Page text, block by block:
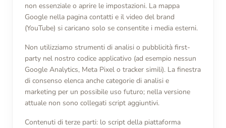
non essenziale o aprire le impostazioni. La mappa
Google nella pagina contatti e il video del brand
(YouTube) si caricano solo se consentite i media esterni.
Non utilizziamo strumenti di analisi o pubblicità first-
party nel nostro codice applicativo (ad esempio nessun
Google Analytics, Meta Pixel o tracker simili). La finestra
di consenso elenca anche categorie di analisi e
marketing per un possibile uso futuro; nella versione
attuale non sono collegati script aggiuntivi.
Contenuti di terze parti: lo script della piattaforma